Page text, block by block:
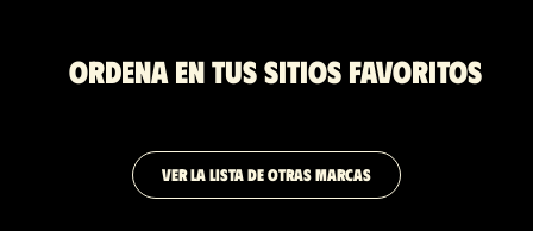
Ordena en tus sitios favoritos
VER LA LISTA DE OTRAS MARCAS